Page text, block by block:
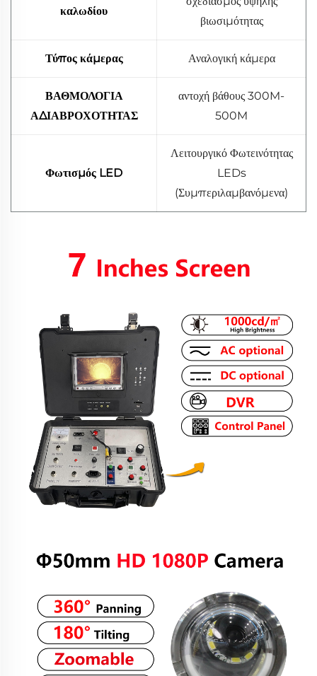
καλωδίου
βιωσιμότητας
Τύπος κάμερας Αναλογική κάμερα
ΒΑΘΜΟΛΟΓΙΑ
ΑΔΙΑΒΡΟΧΟΤΗΤΑΣ
αντοχή βάθους 300M-
500M
Φωτισμός LED
Λειτουργικό Φωτεινότητας
LEDs
(Συμπεριλαμβανόμενα)